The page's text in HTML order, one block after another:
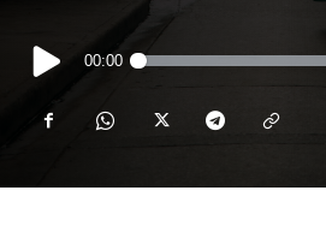
Reproductor
de
00:00